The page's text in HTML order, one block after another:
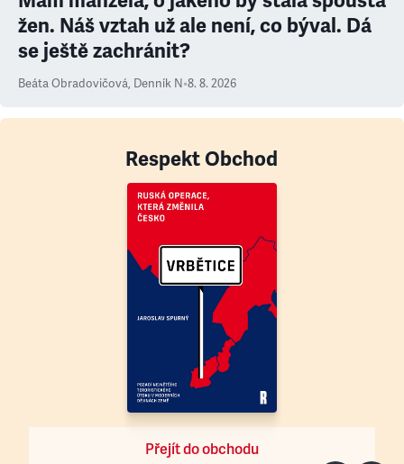
žen. Náš vztah už ale není, co býval. Dá
se ještě zachránit?
Beáta Obradovičová, Denník N•8. 8. 2026
Respekt Obchod
Přejít do obchodu